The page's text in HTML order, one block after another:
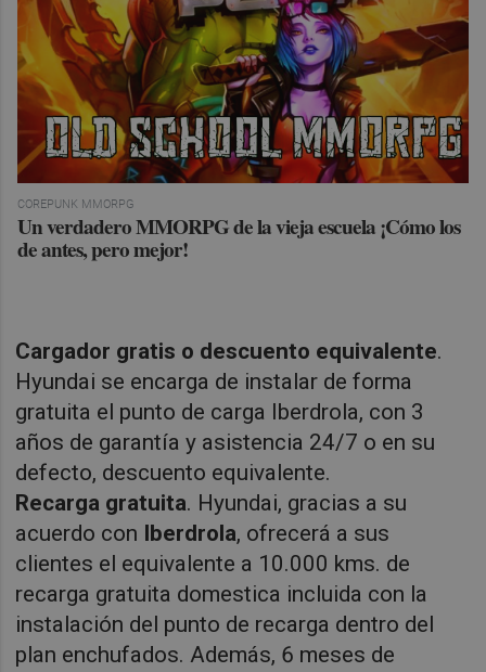
COREPUNK MMORPG
Un verdadero MMORPG de la vieja escuela ¡Cómo los
de antes, pero mejor!
Cargador gratis o descuento equivalente.
Hyundai se encarga de instalar de forma
gratuita el punto de carga Iberdrola, con 3
años de garantía y asistencia 24/7 o en su
defecto, descuento equivalente.
Recarga gratuita. Hyundai, gracias a su
acuerdo con Iberdrola, ofrecerá a sus
clientes el equivalente a 10.000 kms. de
recarga gratuita domestica incluida con la
instalación del punto de recarga dentro del
plan enchufados. Además, 6 meses de